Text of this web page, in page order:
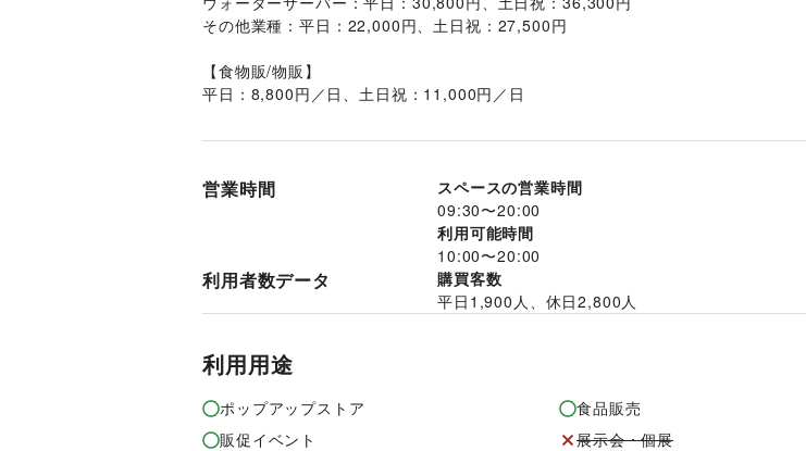
その他業種：平日：22,000円、土日祝：27,500円
【食物販/物販】
平日：8,800円／日、土日祝：11,000円／日
営業時間
スペースの営業時間
09:30〜20:00
利用可能時間
10:00〜20:00
利用者数データ
購買客数
平日 1,900 人、休日2,800人
利用用途
ポップアップストア
食品販売
販促イベント
展示会・個展